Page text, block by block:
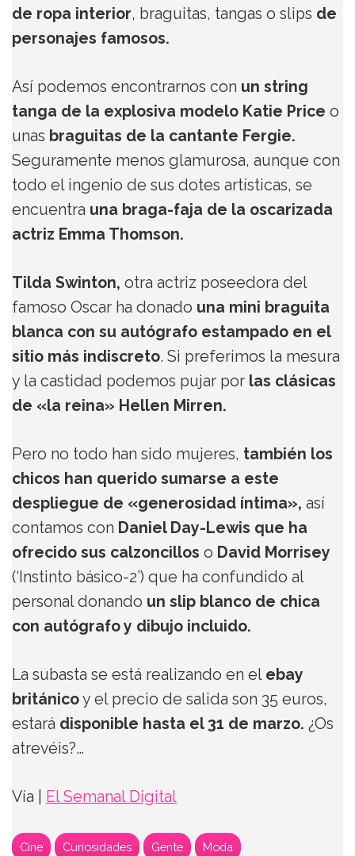
de ropa interior, braguitas, tangas o slips de
personajes famosos.
Así podemos encontrarnos con un string
tanga de la explosiva modelo Katie Price o
unas braguitas de la cantante Fergie.
Seguramente menos glamurosa, aunque con
todo el ingenio de sus dotes artísticas, se
encuentra una braga-faja de la oscarizada
actriz Emma Thomson.
Tilda Swinton, otra actriz poseedora del
famoso Oscar ha donado una mini braguita
blanca con su autógrafo estampado en el
sitio más indiscreto. Si preferimos la mesura
y la castidad podemos pujar por las clásicas
de «la reina» Hellen Mirren.
Pero no todo han sido mujeres, también los
chicos han querido sumarse a este
despliegue de «generosidad íntima», así
contamos con Daniel Day-Lewis que ha
ofrecido sus calzoncillos o David Morrisey
(‘Instinto básico-2’) que ha confundido al
personal donando un slip blanco de chica
con autógrafo y dibujo incluido.
La subasta se está realizando en el ebay
británicoy el precio de salida son 35 euros,
estará disponible hasta el 31 de marzo. ¿Os
atrevéis?…
Vía | El Semanal Digital
Cine Curiosidades Gente Moda